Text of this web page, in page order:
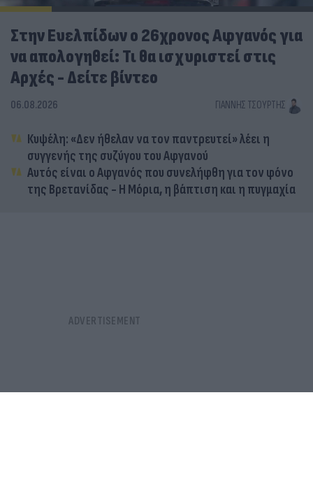
Στην Ευελπίδων ο 26χρονος Αφγανός για
να απολογηθεί: Τι θα ισχυριστεί στις
Αρχές - Δείτε βίντεο
06.08.2026 ΓΙΆΝΝΗΣ ΤΣΟΎΡΤΗΣ
Κυψέλη: «Δεν ήθελαν να τον παντρευτεί» λέει η
συγγενής της συζύγου του Αφγανού
Αυτός είναι ο Αφγανός που συνελήφθη για τον φόνο
της Βρετανίδας - Η Μόρια, η βάπτιση και η πυγμαχία